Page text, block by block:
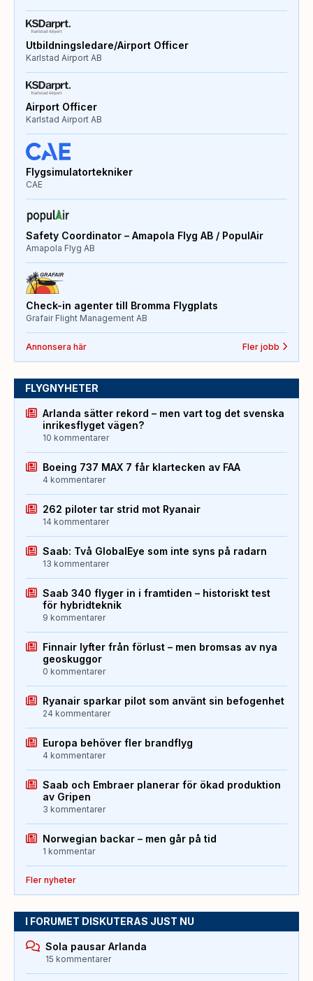
Utbildningsledare/Airport Officer
Karlstad Airport AB
Airport Officer
Karlstad Airport AB
Flygsimulatortekniker
CAE
Safety Coordinator – Amapola Flyg AB / PopulAir
Amapola Flyg AB
Check-in agenter till Bromma Flygplats
Grafair Flight Management AB
Annonsera här Fler jobb
FLYGNYHETER
Arlanda sätter rekord – men vart tog det svenska
inrikesflyget vägen?
10 kommentarer
Boeing 737 MAX 7 får klartecken av FAA
4 kommentarer
262 piloter tar strid mot Ryanair
14 kommentarer
Saab: Två GlobalEye som inte syns på radarn
13 kommentarer
Saab 340 flyger in i framtiden – historiskt test
för hybridteknik
9 kommentarer
Finnair lyfter från förlust – men bromsas av nya
geoskuggor
0 kommentarer
Ryanair sparkar pilot som använt sin befogenhet
24 kommentarer
Europa behöver fler brandflyg
4 kommentarer
Saab och Embraer planerar för ökad produktion
av Gripen
3 kommentarer
Norwegian backar – men går på tid
1 kommentar
Fler nyheter
I FORUMET DISKUTERAS JUST NU
Sola pausar Arlanda
15 kommentarer